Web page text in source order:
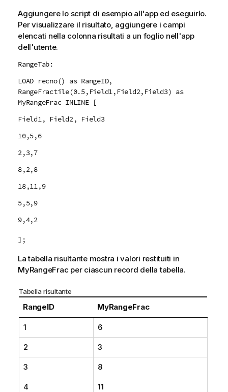
Aggiungere lo script di esempio all'app ed eseguirlo.
Per visualizzare il risultato, aggiungere i campi
elencati nella colonna risultati a un foglio nell'app
dell'utente.
RangeTab:
LOAD recno() as RangeID,
RangeFractile(0.5,Field1,Field2,Field3) as
MyRangeFrac INLINE [
Field1, Field2, Field3
10,5,6
2,3,7
8,2,8
18,11,9
5,5,9
9,4,2
];
La tabella risultante mostra i valori restituiti in
MyRangeFrac per ciascun record della tabella.
Tabella risultante
RangeID MyRangeFrac
1 6
2 3
3 8
4 11